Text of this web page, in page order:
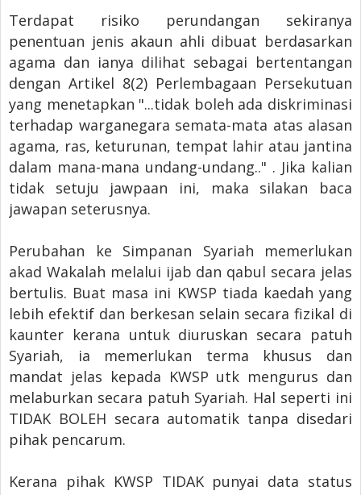
Terdapat risiko perundangan sekiranya
penentuan jenis akaun ahli dibuat berdasarkan
agama dan ianya dilihat sebagai bertentangan
dengan Artikel 8(2) Perlembagaan Persekutuan
yang menetapkan "...tidak boleh ada diskriminasi
terhadap warganegara semata-mata atas alasan
agama, ras, keturunan, tempat lahir atau jantina
dalam mana-mana undang-undang.." . Jika kalian
tidak setuju jawpaan ini, maka silakan baca
jawapan seterusnya.
Perubahan ke Simpanan Syariah memerlukan
akad Wakalah melalui ijab dan qabul secara jelas
bertulis. Buat masa ini KWSP tiada kaedah yang
lebih efektif dan berkesan selain secara fizikal di
kaunter kerana untuk diuruskan secara patuh
Syariah, ia memerlukan terma khusus dan
mandat jelas kepada KWSP utk mengurus dan
melaburkan secara patuh Syariah. Hal seperti ini
TIDAK BOLEH secara automatik tanpa disedari
pihak pencarum.
Kerana pihak KWSP TIDAK punyai data status